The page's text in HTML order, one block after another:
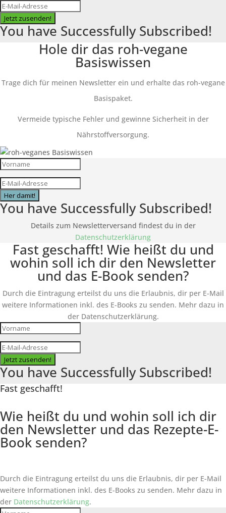
Jetzt zusenden!
You have Successfully Subscribed!
Hole dir das roh-vegane
Basiswissen
Trage dich für meinen Newsletter ein und erhalte das roh-vegane
Basispaket.
Vermeide typische Fehler und gewinne Sicherheit in der
Nährstoffversorgung.
Her damit!
You have Successfully Subscribed!
Details zum Newsletterversand findest du in der
Datenschutzerklärung
Fast geschafft! Wie heißt du und
wohin soll ich dir den Newsletter
und das E-Book senden?
Durch die Eintragung erteilst du uns die Erlaubnis, dir per E-Mail
weitere Informationen inkl. des E-Books zu senden. Mehr dazu in
der Datenschutzerklärung.
Jetzt zusenden!
You have Successfully Subscribed!
Fast geschafft!
Wie heißt du und wohin soll ich dir
den Newsletter und das Rezepte-E-
Book senden?
Durch die Eintragung erteilst du uns die Erlaubnis, dir per E-Mail
weitere Informationen inkl. des E-Books zu senden. Mehr dazu in
der Datenschutzerklärung.